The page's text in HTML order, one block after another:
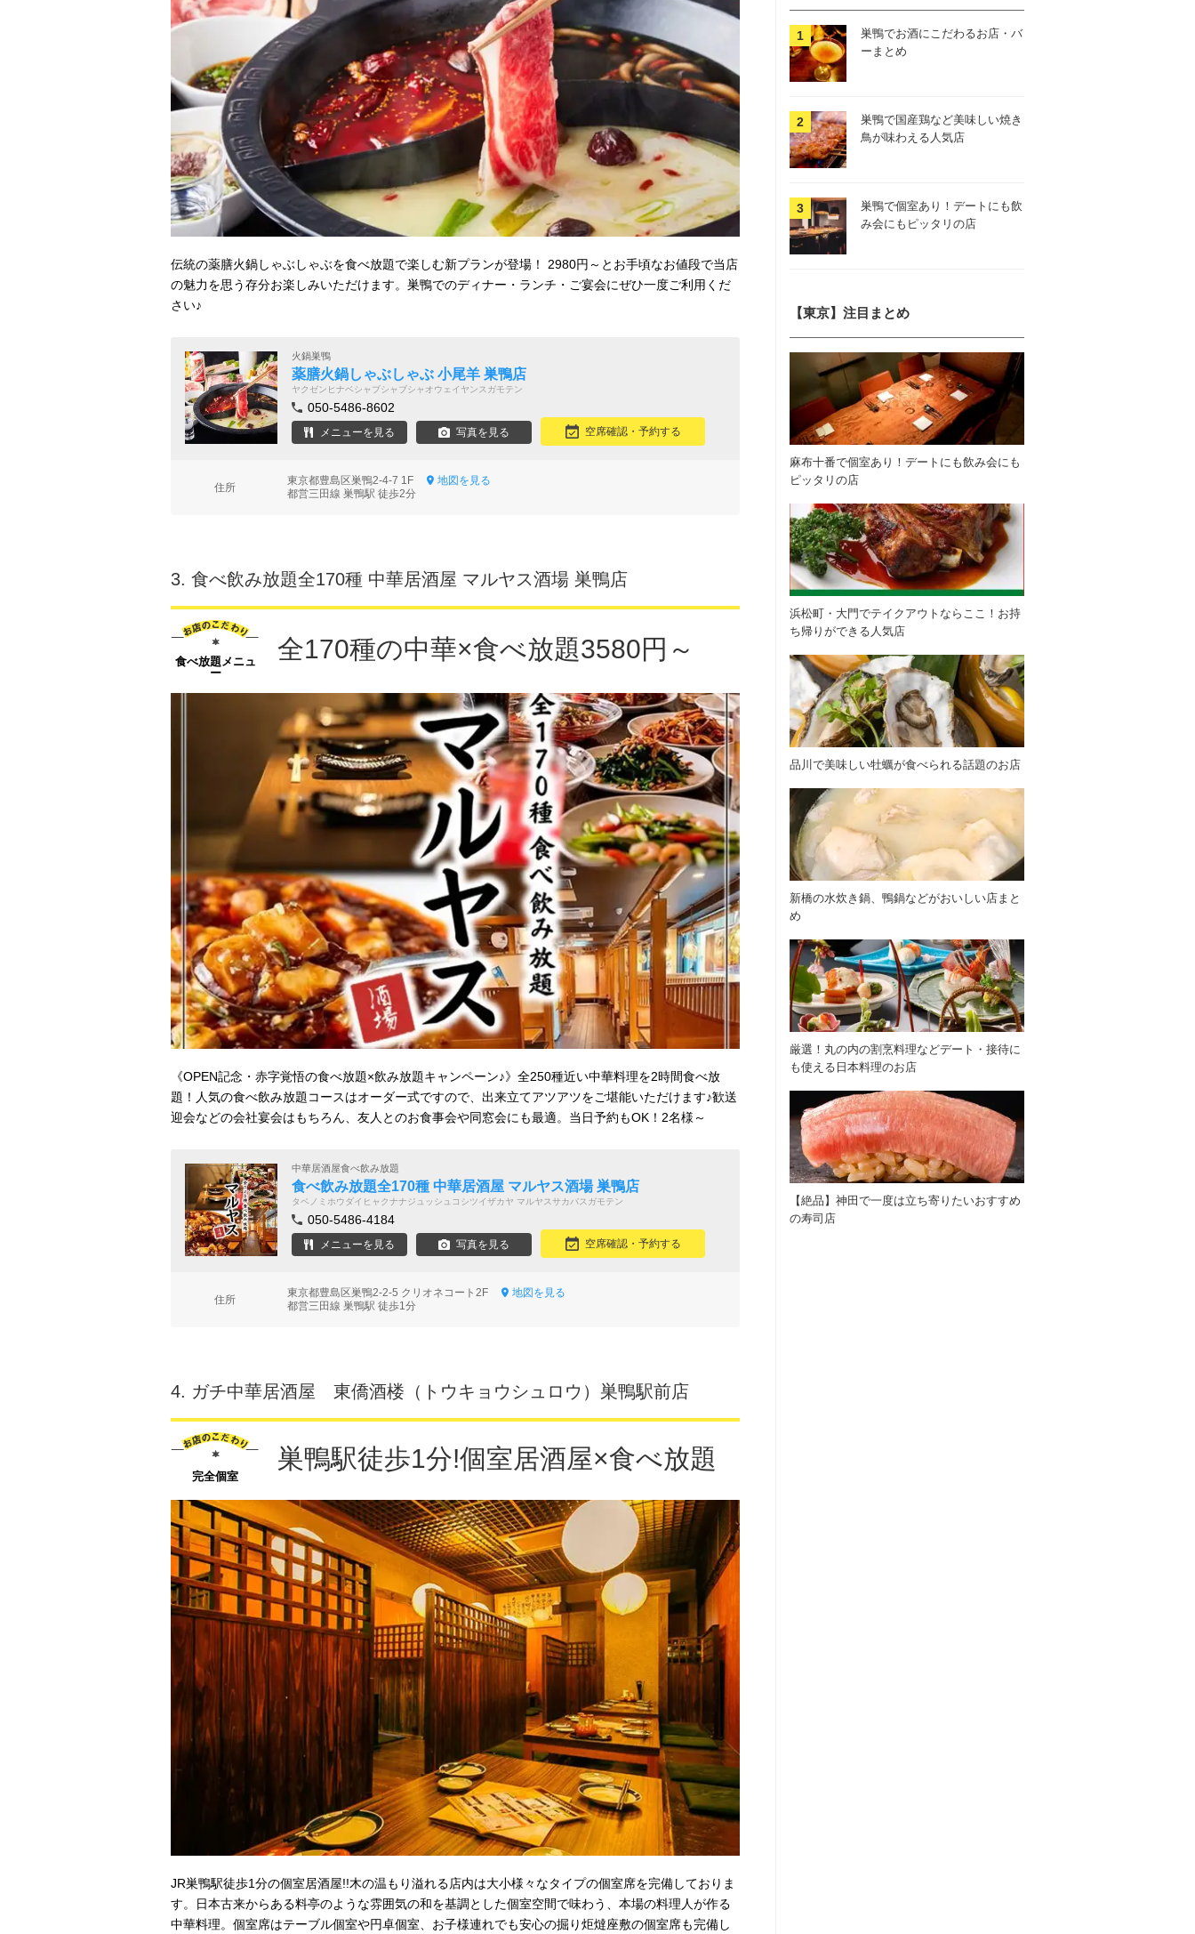
伝統の薬膳火鍋しゃぶしゃぶを食べ放題で楽しむ新プランが登場！ 2980円～とお手頃なお値段で当店
の魅力を思う存分お楽しみいただけます。巣鴨でのディナー・ランチ・ご宴会にぜひ一度ご利用くだ
さい♪
火鍋巣鴨
薬膳火鍋しゃぶしゃぶ 小尾羊 巣鴨店
ヤクゼンヒナベシャブシャブシャオウェイヤンスガモテン
050-5486-8602
メニューを見る 写真を見る 空席確認・予約する
住所
東京都豊島区巣鴨2-4-7 1F
地図を見る
都営三田線 巣鴨駅 徒歩2分
3. 食べ飲み放題全170種 中華居酒屋 マルヤス酒場 巣鴨店
食べ放題メニュ
ー
全170種の中華×食べ放題3580円～
《OPEN記念・赤字覚悟の食べ放題×飲み放題キャンペーン♪》全250種近い中華料理を2時間食べ放
題！人気の食べ飲み放題コースはオーダー式ですので、出来立てアツアツをご堪能いただけます♪歓送
迎会などの会社宴会はもちろん、友人とのお食事会や同窓会にも最適。当日予約もOK！2名様～
中華居酒屋食べ飲み放題
食べ飲み放題全170種 中華居酒屋 マルヤス酒場 巣鴨店
タベノミホウダイヒャクナナジュッシュコシツイザカヤ マルヤスサカバスガモテン
050-5486-4184
メニューを見る 写真を見る 空席確認・予約する
住所
東京都豊島区巣鴨2-2-5 クリオネコート2F
地図を見る
都営三田線 巣鴨駅 徒歩1分
4. ガチ中華居酒屋 東僑酒楼（トウキョウシュロウ）巣鴨駅前店
完全個室
巣鴨駅徒歩1分!個室居酒屋×食べ放題
JR巣鴨駅徒歩1分の個室居酒屋!!木の温もり溢れる店内は大小様々なタイプの個室席を完備しておりま
す。日本古来からある料亭のような雰囲気の和を基調とした個室空間で味わう、本場の料理人が作る
中華料理。個室席はテーブル個室や円卓個室、お子様連れでも安心の掘り炬燵座敷の個室席も完備し
巣鴨でお酒にこだわるお店・バ
ーまとめ
巣鴨で国産鶏など美味しい焼き
鳥が味わえる人気店
巣鴨で個室あり！デートにも飲
み会にもピッタリの店
【東京】注目まとめ
麻布十番で個室あり！デートにも飲み会にも
ピッタリの店
浜松町・大門でテイクアウトならここ！お持
ち帰りができる人気店
品川で美味しい牡蠣が食べられる話題のお店
新橋の水炊き鍋、鴨鍋などがおいしい店まと
め
厳選！丸の内の割烹料理などデート・接待に
も使える日本料理のお店
【絶品】神田で一度は立ち寄りたいおすすめ
の寿司店